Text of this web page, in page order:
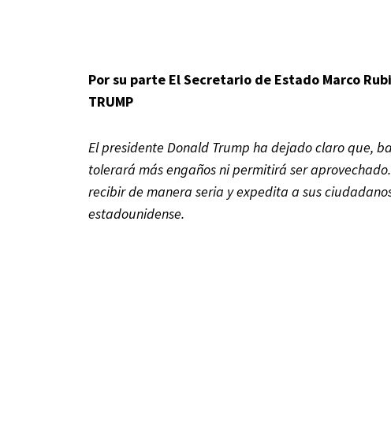
Por su parte El Secretario de Estado Marco
TRUMP
El presidente Donald Trump ha dejado claro que,
tolerará más engaños ni permitirá ser
recibir de manera seria y expedita a sus
estadounidense.